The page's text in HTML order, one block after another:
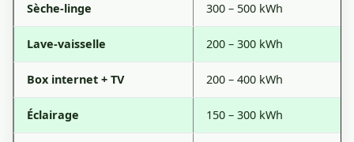
Sèche-linge 300 – 500 kWh
Lave-vaisselle 200 – 300 kWh
Box internet + TV 200 – 400 kWh
Éclairage 150 – 300 kWh